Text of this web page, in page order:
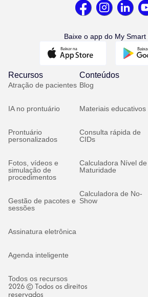
Baixe o app do My Smart
Recursos
Atração de pacientes
IA no prontuário
Prontuário
personalizados
Fotos, vídeos e
simulação de
procedimentos
Gestão de pacotes e
sessões
Assinatura eletrônica
Agenda inteligente
Todos os recursos
Conteúdos
Blog
Materiais educativos
Consulta rápida de
CIDs
Calculadora Nível de
Maturidade
Calculadora de No-
Show
2026 © Todos os direitos
reservados